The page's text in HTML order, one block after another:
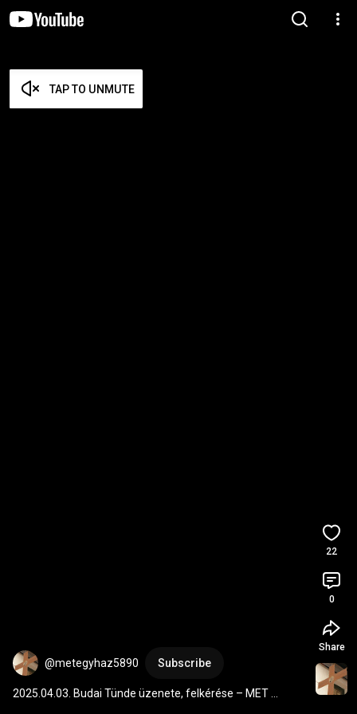
TAP TO UNMUTE
@metegyhaz5890 Subscribe
2025.04.03. Budai Tünde üzenete, felkérése – MET
22
0
Share